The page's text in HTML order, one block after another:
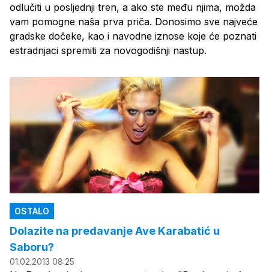
odlučiti u posljednji tren, a ako ste među njima, možda
vam pomogne naša prva priča. Donosimo sve najveće
gradske dočeke, kao i navodne iznose koje će poznati
estradnjaci spremiti za novogodišnji nastup.
OSTALO
Dolazite na predavanje Ave Karabatić u
Saboru?
01.02.2013 08:25